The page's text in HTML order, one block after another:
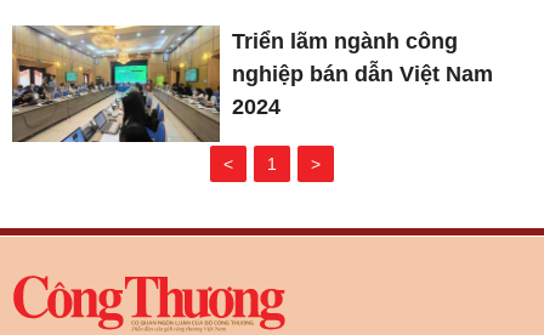
Triển lãm ngành công
nghiệp bán dẫn Việt Nam
2024
< 1 >